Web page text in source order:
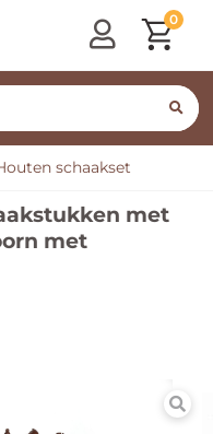
0
schaakset
met
met